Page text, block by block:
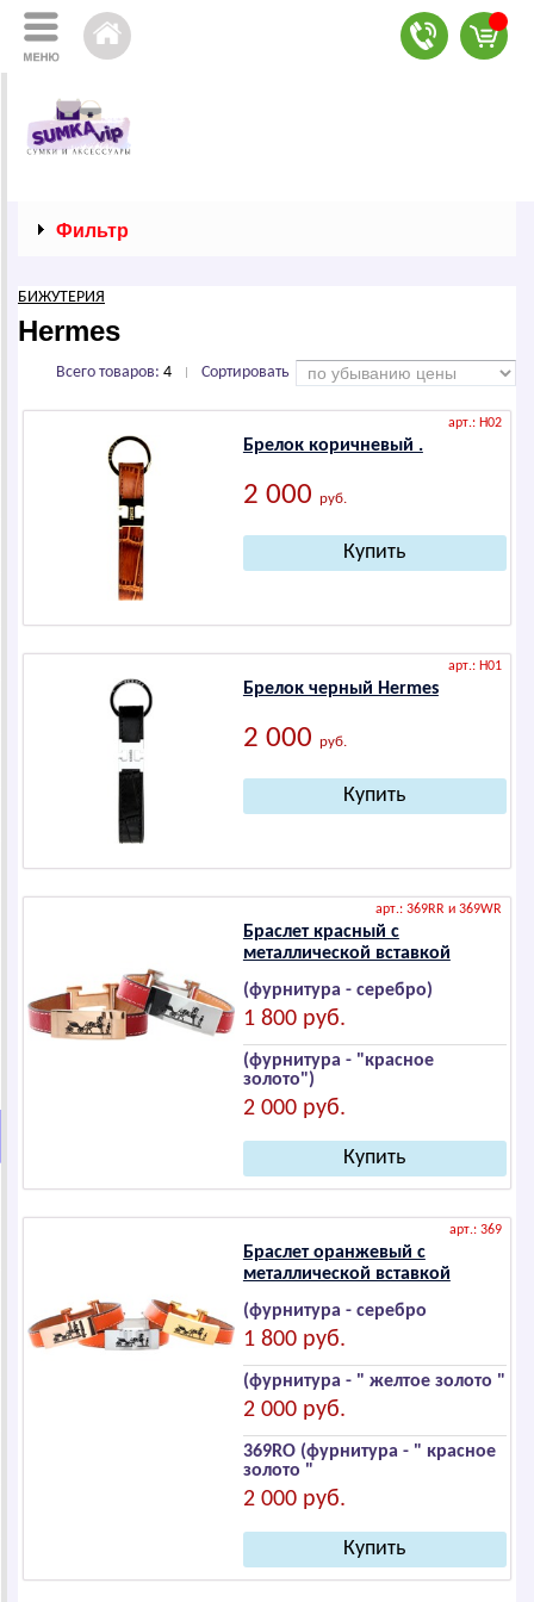
Фильтр
БИЖУТЕРИЯ
Hermes
Всего товаров: 4 Сортировать
арт.: H02
Брелок коричневый .
2 000 руб.
арт.: H01
Брелок черный Hеrmеs
2 000 руб.
арт.: 369RR и 369WR
Браслет красный с
металлической вставкой
(фурнитура - серебро)
1 800 руб.
(фурнитура - "красное
золото")
2 000 руб.
арт.: 369
Браслет оранжевый с
металлической вставкой
(фурнитура - серебро
1 800 руб.
(фурнитура - " желтое золото "
2 000 руб.
369RO (фурнитура - " красное
золото "
2 000 руб.